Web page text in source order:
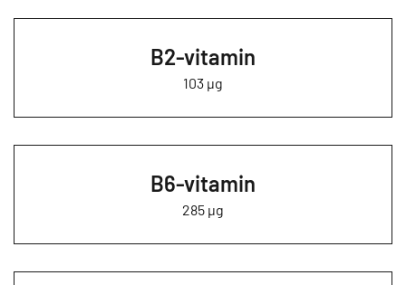
B2-vitamin
103 µg
B6-vitamin
285 µg